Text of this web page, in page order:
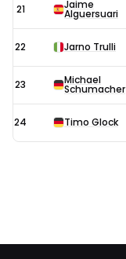
21 Jaime
Alguersuari
22 Jarno Trulli
23 Michael
Schumacher
24 Timo Glock